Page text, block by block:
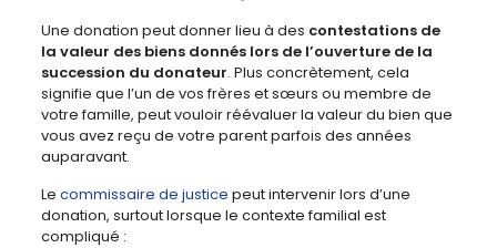
Une donation peut donner lieu à des contestations de
la valeur des biens donnés lors de l’ouverture de la
succession du donateur. Plus concrètement, cela
signifie que l’un de vos frères et sœurs ou membre de
votre famille, peut vouloir réévaluer la valeur du bien que
vous avez reçu de votre parent parfois des années
auparavant.
Le commissaire de justice peut intervenir lors d’une
donation, surtout lorsque le contexte familial est
compliqué :